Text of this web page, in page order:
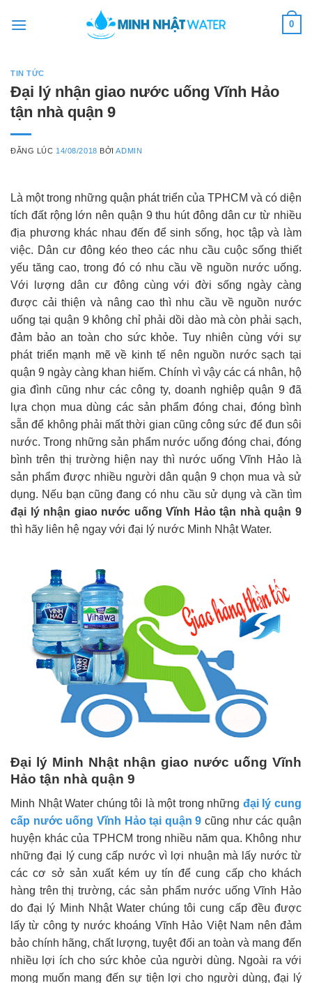
0
TIN TỨC
Đại lý nhận giao nước uống Vĩnh Hảo
tận nhà quận 9
ĐĂNG LÚC 14/08/2018 BỞIADMIN
Là một trong những quận phát triển của TPHCM và có diện
tích đất rộng lớn nên quận 9 thu hút đông dân cư từ nhiều
địa phương khác nhau đến để sinh sống, học tập và làm
việc. Dân cư đông kéo theo các nhu cầu cuộc sống thiết
yếu tăng cao, trong đó có nhu cầu về nguồn nước uống.
Với lượng dân cư đông cùng với đời sống ngày càng
được cải thiện và nâng cao thì nhu cầu về nguồn nước
uống tại quận 9 không chỉ phải dồi dào mà còn phải sạch,
đảm bảo an toàn cho sức khỏe. Tuy nhiên cùng với sự
phát triển mạnh mẽ về kinh tế nên nguồn nước sạch tại
quận 9 ngày càng khan hiếm. Chính vì vậy các cá nhân, hộ
gia đình cũng như các công ty, doanh nghiệp quận 9 đã
lựa chọn mua dùng các sản phẩm đóng chai, đóng bình
sẵn để không phải mất thời gian cũng công sức để đun sôi
nước. Trong những sản phẩm nước uống đóng chai, đóng
bình trên thị trường hiện nay thì nước uống Vĩnh Hảo là
sản phẩm được nhiều người dân quận 9 chọn mua và sử
dụng. Nếu bạn cũng đang có nhu cầu sử dụng và cần tìm
đại lý nhận giao nước uống Vĩnh Hảo tận nhà quận 9
thì hãy liên hệ ngay với đại lý nước Minh Nhật Water.
Đại lý Minh Nhật nhận giao nước uống Vĩnh
Hảo tận nhà quận 9
Minh Nhật Water chúng tôi là một trong những đại lý cung
cấp nước uống Vĩnh Hảo tại quận 9 cũng như các quận
huyện khác của TPHCM trong nhiều năm qua. Không như
những đại lý cung cấp nước vì lợi nhuận mà lấy nước từ
các cơ sở sản xuất kém uy tín để cung cấp cho khách
hàng trên thị trường, các sản phẩm nước uống Vĩnh Hảo
do đại lý Minh Nhật Water chúng tôi cung cấp đều được
lấy từ công ty nước khoáng Vĩnh Hảo Việt Nam nên đảm
bảo chính hãng, chất lượng, tuyệt đối an toàn và mang đến
nhiều lợi ích cho sức khỏe của người dùng. Ngoài ra với
mong muốn mang đến sự tiện lợi cho người dùng, đại lý